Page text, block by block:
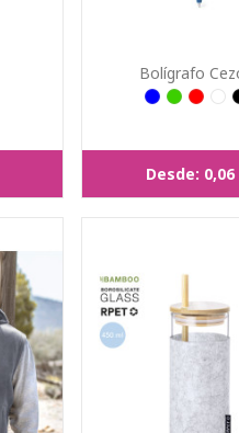
Bolígrafo
Desde: 0,06